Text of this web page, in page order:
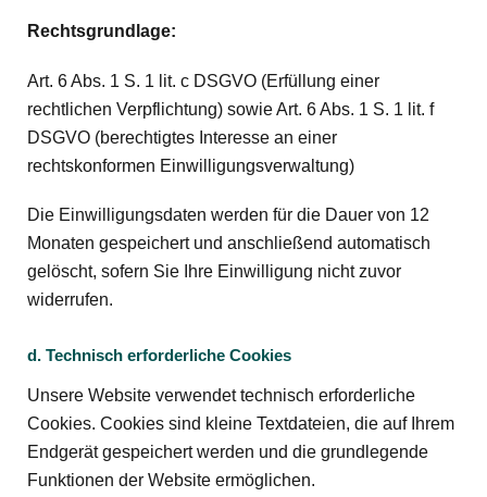
Rechtsgrundlage:
Art. 6 Abs. 1 S. 1 lit. c DSGVO (Erfüllung einer
rechtlichen Verpflichtung) sowie Art. 6 Abs. 1 S. 1 lit. f
DSGVO (berechtigtes Interesse an einer
rechtskonformen Einwilligungsverwaltung)
Die Einwilligungsdaten werden für die Dauer von 12
Monaten gespeichert und anschließend automatisch
gelöscht, sofern Sie Ihre Einwilligung nicht zuvor
widerrufen.
d. Technisch erforderliche Cookies
Unsere Website verwendet technisch erforderliche
Cookies. Cookies sind kleine Textdateien, die auf Ihrem
Endgerät gespeichert werden und die grundlegende
Funktionen der Website ermöglichen.